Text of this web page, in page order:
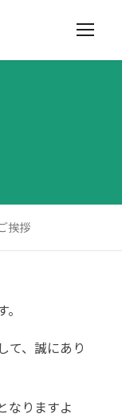
挨拶
て、誠にあり
なりますよ